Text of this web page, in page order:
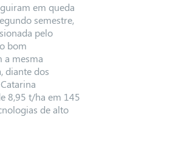
em queda
semestre,
pelo
bom
a mesma
diante dos
8,95 t/ha em 145
de alto